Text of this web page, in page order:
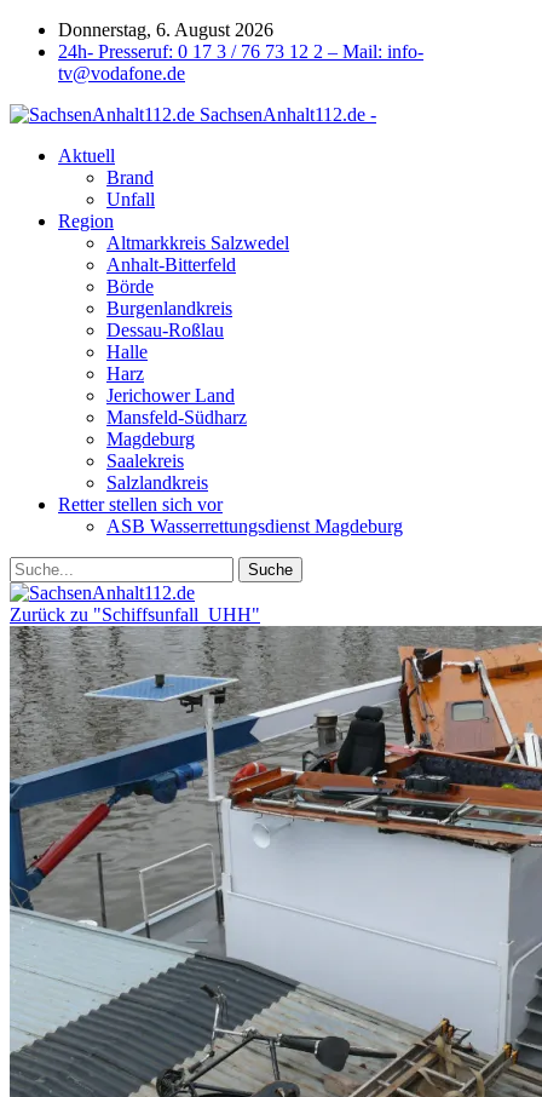
Donnerstag, 6. August 2026
24h- Presseruf: 0 17 3 / 76 73 12 2 – Mail: info-
tv@vodafone.de
SachsenAnhalt112.de -
Aktuell
Brand
Unfall
Region
Altmarkkreis Salzwedel
Anhalt-Bitterfeld
Börde
Burgenlandkreis
Dessau-Roßlau
Halle
Harz
Jerichower Land
Mansfeld-Südharz
Magdeburg
Saalekreis
Salzlandkreis
Retter stellen sich vor
ASB Wasserrettungsdienst Magdeburg
Zurück zu "Schiffsunfall_UHH"